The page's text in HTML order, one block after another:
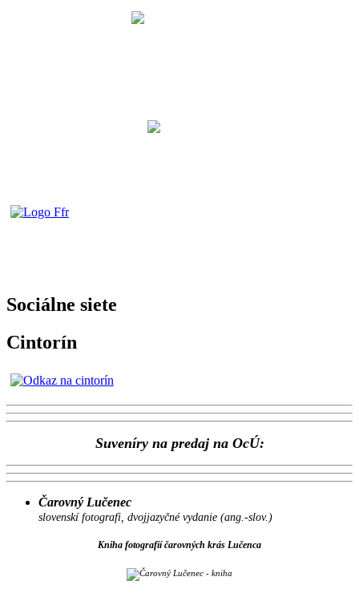
Sociálne siete
Cintorín
Suveníry na predaj na OcÚ:
Čarovný Lučenec
slovenskí fotografi, dvojjazyčné vydanie (ang.-slov.)
Kniha fotografií čarovných krás Lučenca